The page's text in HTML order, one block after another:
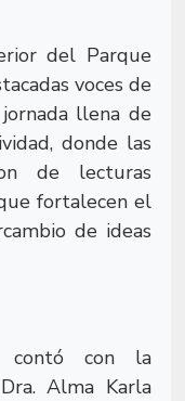
del Parque
voces de
llena de
donde las
de lecturas
fortalecen el
de ideas
contó con la
Alma Karla